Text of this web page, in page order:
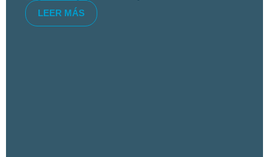
LEER MÁS